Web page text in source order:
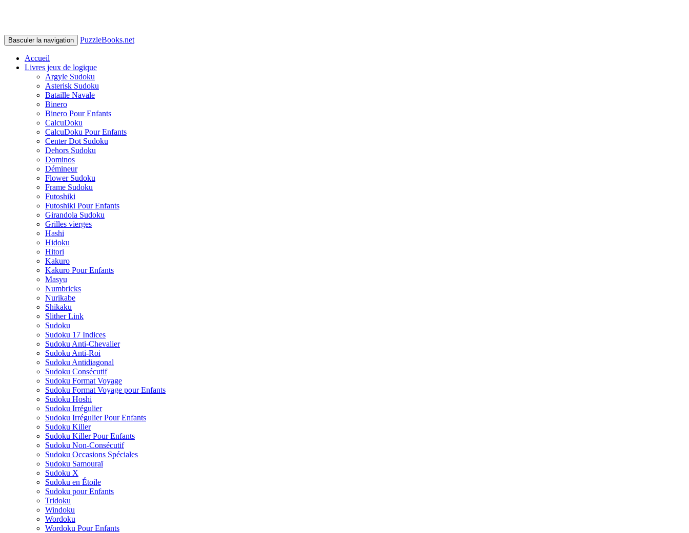
Basculer la navigation PuzzleBooks.net
Accueil
Livres jeux de logique
Argyle Sudoku
Asterisk Sudoku
Bataille Navale
Binero
Binero Pour Enfants
CalcuDoku
CalcuDoku Pour Enfants
Center Dot Sudoku
Dehors Sudoku
Dominos
Démineur
Flower Sudoku
Frame Sudoku
Futoshiki
Futoshiki Pour Enfants
Girandola Sudoku
Grilles vierges
Hashi
Hidoku
Hitori
Kakuro
Kakuro Pour Enfants
Masyu
Numbricks
Nurikabe
Shikaku
Slither Link
Sudoku
Sudoku 17 Indices
Sudoku Anti-Chevalier
Sudoku Anti-Roi
Sudoku Antidiagonal
Sudoku Consécutif
Sudoku Format Voyage
Sudoku Format Voyage pour Enfants
Sudoku Hoshi
Sudoku Irrégulier
Sudoku Irrégulier Pour Enfants
Sudoku Killer
Sudoku Killer Pour Enfants
Sudoku Non-Consécutif
Sudoku Occasions Spéciales
Sudoku Samouraï
Sudoku X
Sudoku en Étoile
Sudoku pour Enfants
Tridoku
Windoku
Wordoku
Wordoku Pour Enfants